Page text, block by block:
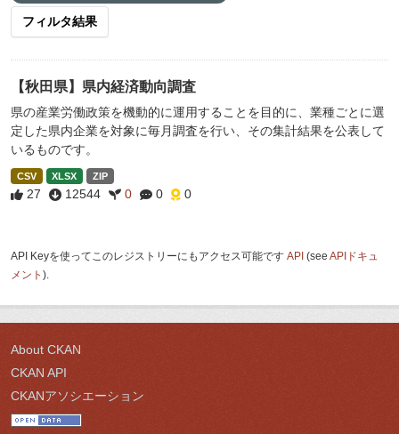
フィルタ結果
【秋田県】県内経済動向調査
県の産業労働政策を機動的に運用することを目的に、業種ごとに選
定した県内企業を対象に毎月調査を行い、その集計結果を公表して
いるものです。
CSV XLSX ZIP
27 12544 0 0 0
API Keyを使ってこのレジストリーにもアクセス可能です API (see APIドキュ
メント ).
About CKAN
CKAN API
CKANアソシエーション